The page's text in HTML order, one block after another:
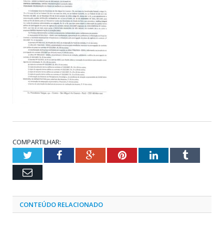
COMPARTILHAR:
TwitterFacebookGoogle+PinterestLinkedInTumblr
Email
CONTEÚDO RELACIONADO